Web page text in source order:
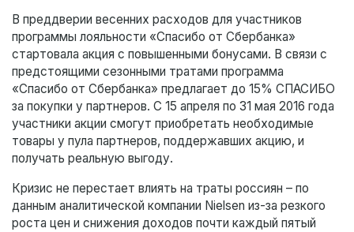
В преддверии весенних расходов для участников
программы лояльности «Спасибо от Сбербанка»
стартовала акция с повышенными бонусами. В связи с
предстоящими сезонными тратами программа
«Спасибо от Сбербанка» предлагает до 15% СПАСИБО
за покупки у партнеров. С 15 апреля по 31 мая 2016 года
участники акции смогут приобретать необходимые
товары у пула партнеров, поддержавших акцию, и
получать реальную выгоду.
Кризис не перестает влиять на траты россиян – по
данным аналитической компании Nielsen из-за резкого
роста цен и снижения доходов почти каждый пятый